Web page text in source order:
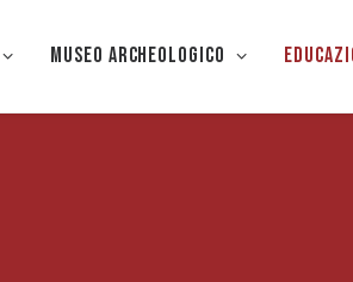
Museo Archeologico